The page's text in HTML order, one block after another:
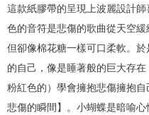
這款紙膠帶的呈現上波麗設計
色的音符是悲傷的歌曲從天空
但卻像棉花糖一樣可口柔軟。
的自己，像是睡著般的巨大存
粉紅色的）學會擁抱悲傷擁抱
悲傷的瞬間】。小蝴蝶是暗喻